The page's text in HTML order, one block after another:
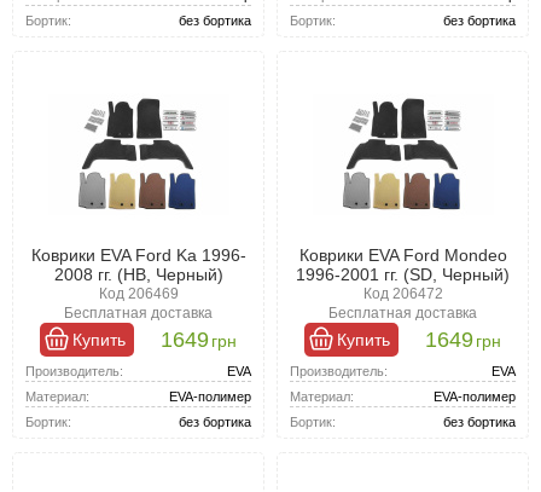
Бортик:
без бортика
Бортик:
без бортика
Коврики EVA Ford Ka 1996-
2008 гг. (HB, Черный)
Код 206469
Бесплатная доставка
Купить 1649грн
Производитель:
EVA
Материал:
EVA-полимер
Бортик:
без бортика
Коврики EVA Ford Mondeo
1996-2001 гг. (SD, Черный)
Код 206472
Бесплатная доставка
Купить 1649грн
Производитель:
EVA
Материал:
EVA-полимер
Бортик:
без бортика